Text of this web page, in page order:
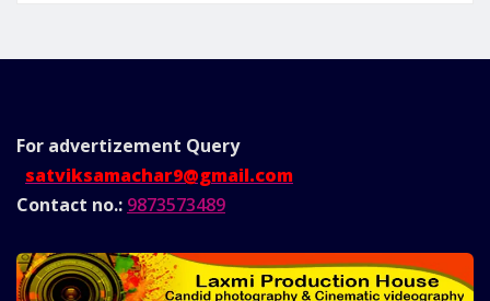
For advertizement Query
satviksamachar9@gmail.com
Contact no.: 9873573489